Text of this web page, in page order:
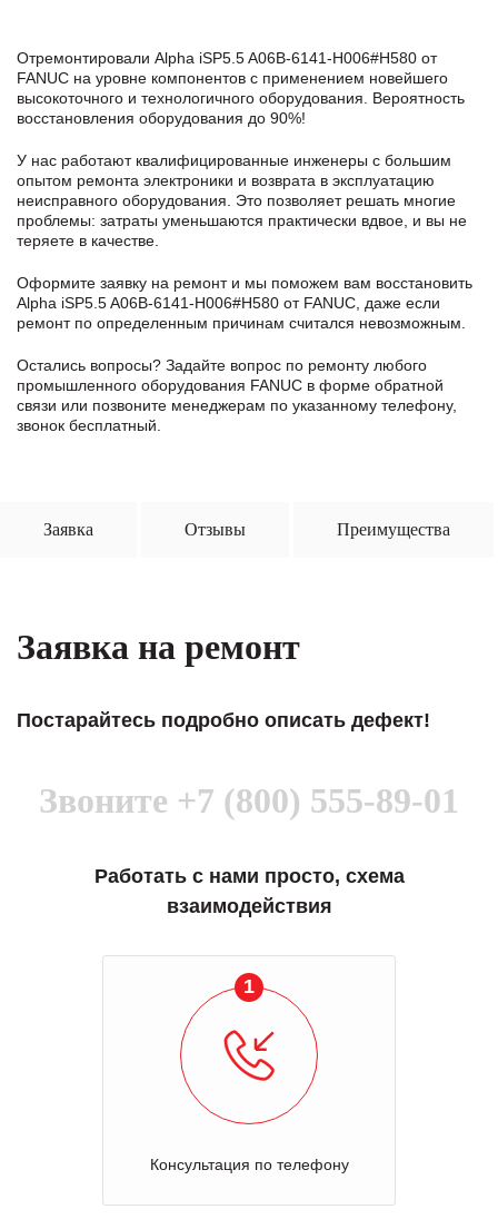
Отремонтировали Alpha iSP5.5 A06B-6141-H006#H580 от
FANUC на уровне компонентов с применением новейшего
высокоточного и технологичного оборудования. Вероятность
восстановления оборудования до 90%!
У нас работают квалифицированные инженеры с большим
опытом ремонта электроники и возврата в эксплуатацию
неисправного оборудования. Это позволяет решать многие
проблемы: затраты уменьшаются практически вдвое, и вы не
теряете в качестве.
Оформите заявку на ремонт и мы поможем вам восстановить
Alpha iSP5.5 A06B-6141-H006#H580 от FANUC, даже если
ремонт по определенным причинам считался невозможным.
Остались вопросы? Задайте вопрос по ремонту любого
промышленного оборудования FANUC в формe обратной
связи или позвоните менеджерам по указанному телефону,
звонок бесплатный.
Заявка Отзывы Преимущества
Заявка на ремонт
Постарайтесь подробно описать дефект!
Звоните +7 (800) 555-89-01
Работать с нами просто, схема
взаимодействия
1
Консультация по телефону